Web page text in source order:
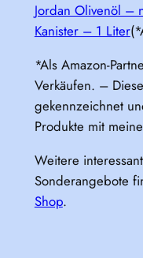
Jordan Olivenöl –
Kanister – 1 Liter
*Als Amazon-
Verkäufen. –
gekennzeichnet
Produkte mit
Weitere
Sonderangebote
Shop.